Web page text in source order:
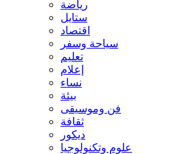
رياضة
ستايل
اقتصاد
سياحة وسفر
تعليم
إعلام
نساء
بيئة
فن وموسيقى
ثقافة
ديكور
علوم وتكنولوجيا